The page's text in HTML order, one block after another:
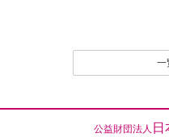
一
公益財団法人